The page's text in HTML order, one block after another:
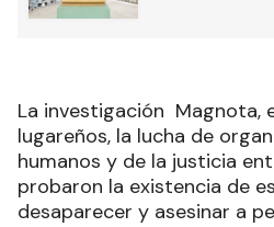
La investigación Magnota,
lugareños, la lucha de
humanos y de la justicia
probaron la existencia de
desaparecer y asesinar a